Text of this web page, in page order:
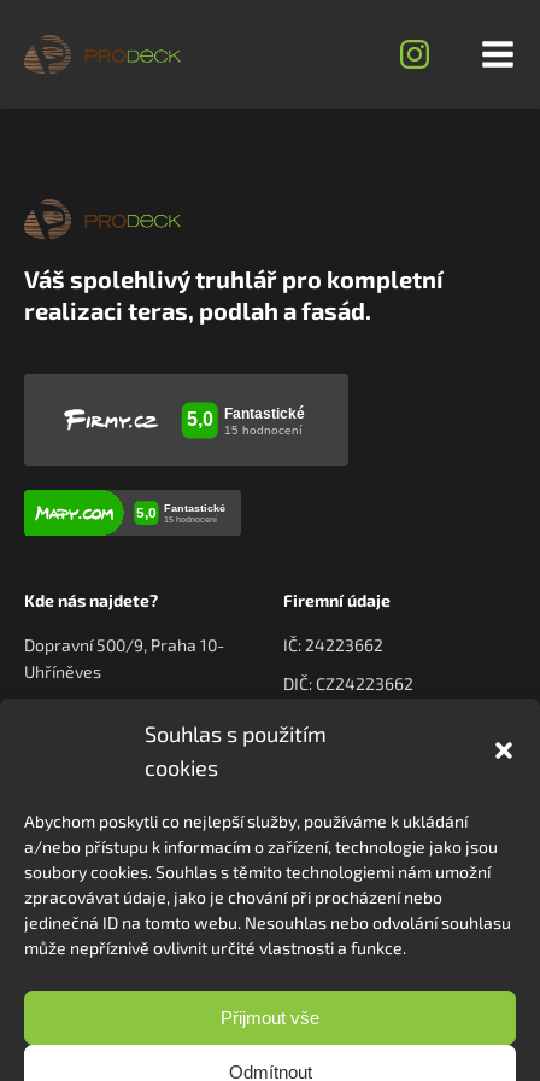
Souhlas s použitím
cookies
Abychom poskytli co nejlepší služby, používáme k ukládání
a/nebo přístupu k informacím o zařízení, technologie jako jsou
soubory cookies. Souhlas s těmito technologiemi nám umožní
zpracovávat údaje, jako je chování při procházení nebo
jedinečná ID na tomto webu. Nesouhlas nebo odvolání souhlasu
může nepříznivě ovlivnit určité vlastnosti a funkce.
Přijmout vše
Odmítnout
Váš spolehlivý truhlář pro kompletní
realizaci teras, podlah a fasád.
Kde nás najdete?
Dopravní 500/9, Praha 10-
Uhříněves
Firemní údaje
IČ: 24223662
DIČ: CZ24223662
Kontaktujte nás
+420 778 222 800
Navigace
O nás
Kontakt